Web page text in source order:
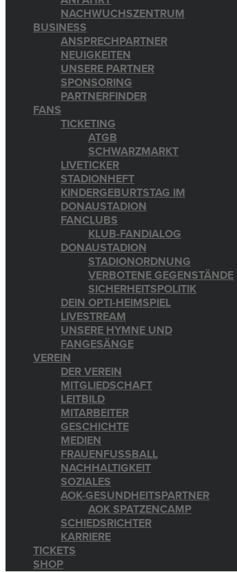
NACHWUCHSZENTRUM
BUSINESS
ANSPRECHPARTNER
NEUIGKEITEN
UNSERE PARTNER
SPONSORING
PARTNERFINDER
FANS
TICKETING
ATGB
SCHWARZMARKT
LIVETICKER
STADIONHEFT
KINDERGEBURTSTAG IM
DONAUSTADION
FANCLUBS
KLUB-FANDIALOG
DONAUSTADION
STADIONORDNUNG
VERBOTENE GEGENSTÄNDE
SICHERHEITSPOLITIK
DEIN OPTI-HEIMSPIEL
LIVESTREAM
UNSERE HYMNE UND
FANGESÄNGE
VEREIN
DER VEREIN
MITGLIEDSCHAFT
LEITBILD
MITARBEITER
GESCHICHTE
MEDIEN
FRAUENFUSSBALL
NACHHALTIGKEIT
SOZIALES
AOK-GESUNDHEITSPARTNER
AOK SPATZENCAMP
SCHIEDSRICHTER
KARRIERE
TICKETS
SHOP